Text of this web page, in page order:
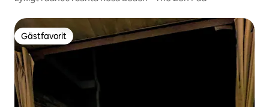
Gästfavorit
Gästfavorit